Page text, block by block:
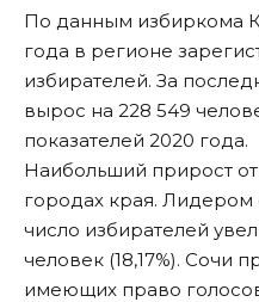
По данным избиркома
года в регионе
избирателей. За
вырос на 228 549
показателей 2020 года.
Наибольший прирост
городах края. Лидером
число избирателей
человек (18,17%). Сочи
имеющих право